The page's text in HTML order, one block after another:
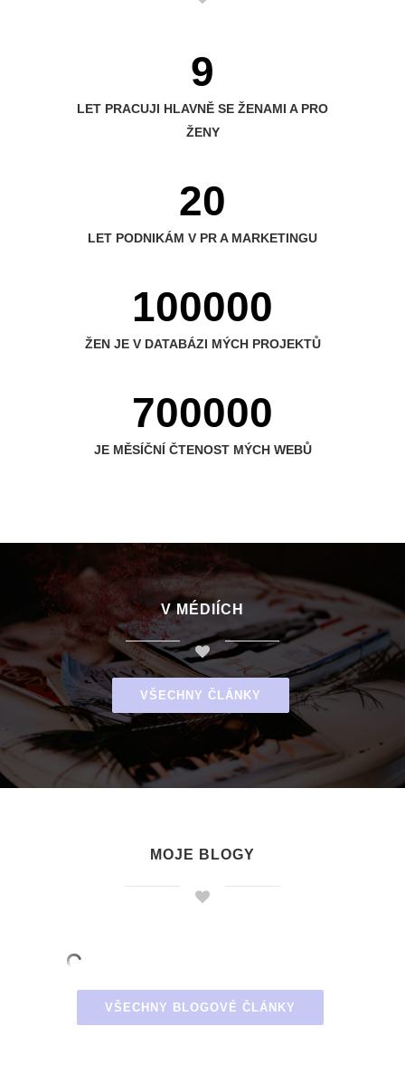
9
LET PRACUJI HLAVNĚ SE ŽENAMI A PRO
ŽENY
20
LET PODNIKÁM V PR A MARKETINGU
100000
ŽEN JE V DATABÁZI MÝCH PROJEKTŮ
700000
JE MĚSÍČNÍ ČTENOST MÝCH WEBŮ
V MÉDIÍCH
VŠECHNY ČLÁNKY
MOJE BLOGY
VŠECHNY BLOGOVÉ ČLÁNKY